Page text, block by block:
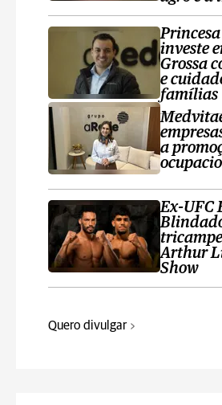
investe
Grossa
e
famílias
a
Ex-UFC
Arthur
Show
Quero divulgar